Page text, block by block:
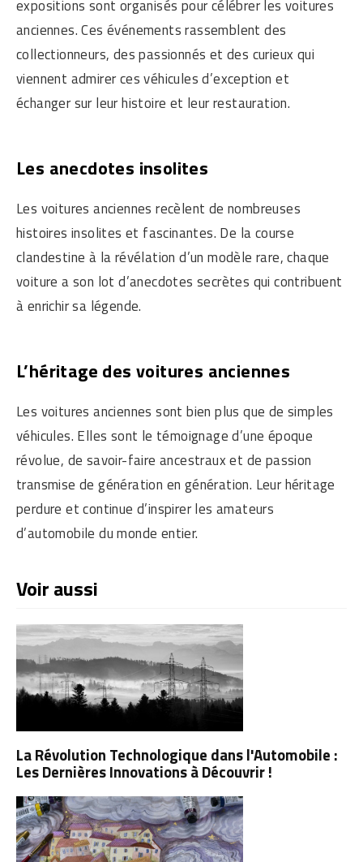
expositions sont organisés pour célébrer les voitures
anciennes. Ces événements rassemblent des
collectionneurs, des passionnés et des curieux qui
viennent admirer ces véhicules d’exception et
échanger sur leur histoire et leur restauration.
Les anecdotes insolites
Les voitures anciennes recèlent de nombreuses
histoires insolites et fascinantes. De la course
clandestine à la révélation d’un modèle rare, chaque
voiture a son lot d’anecdotes secrètes qui contribuent
à enrichir sa légende.
L’héritage des voitures anciennes
Les voitures anciennes sont bien plus que de simples
véhicules. Elles sont le témoignage d’une époque
révolue, de savoir-faire ancestraux et de passion
transmise de génération en génération. Leur héritage
perdure et continue d’inspirer les amateurs
d’automobile du monde entier.
Voir aussi
La Révolution Technologique dans l'Automobile :
Les Dernières Innovations à Découvrir !